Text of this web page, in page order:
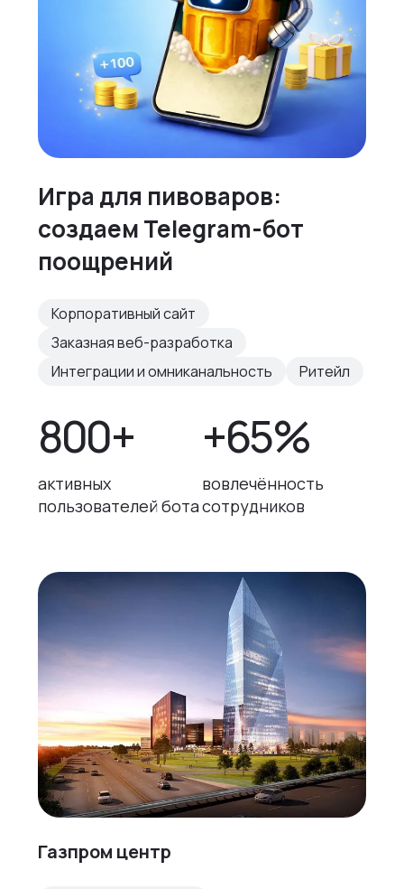
Игра для пивоваров:
создаем Telegram-бот
поощрений
Корпоративный сайт
Заказная веб-разработка
Интеграции и омниканальность
Ритейл
800+
активных
пользователей бота
+65%
вовлечённость
сотрудников
Газпром центр